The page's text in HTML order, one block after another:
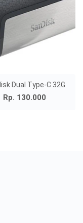
Dual Type-C 32G
Rp. 130.000